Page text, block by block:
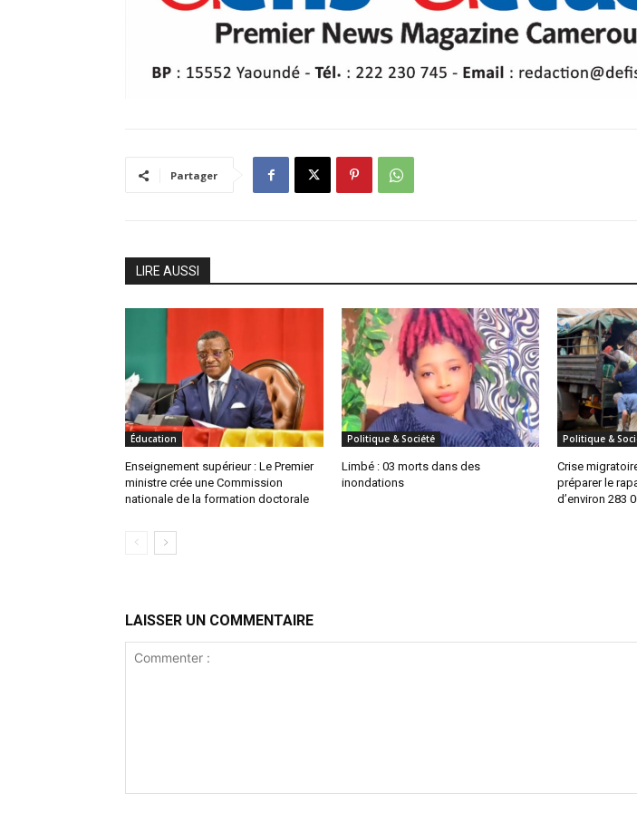
Partager
LIRE AUSSI
Éducation
Enseignement supérieur : Le Premier
ministre crée une Commission
nationale de la formation doctorale
Politique & Société
Limbé : 03 morts dans des
inondations
Politique &
Crise
préparer le
d’environ 283
LAISSER UN COMMENTAIRE